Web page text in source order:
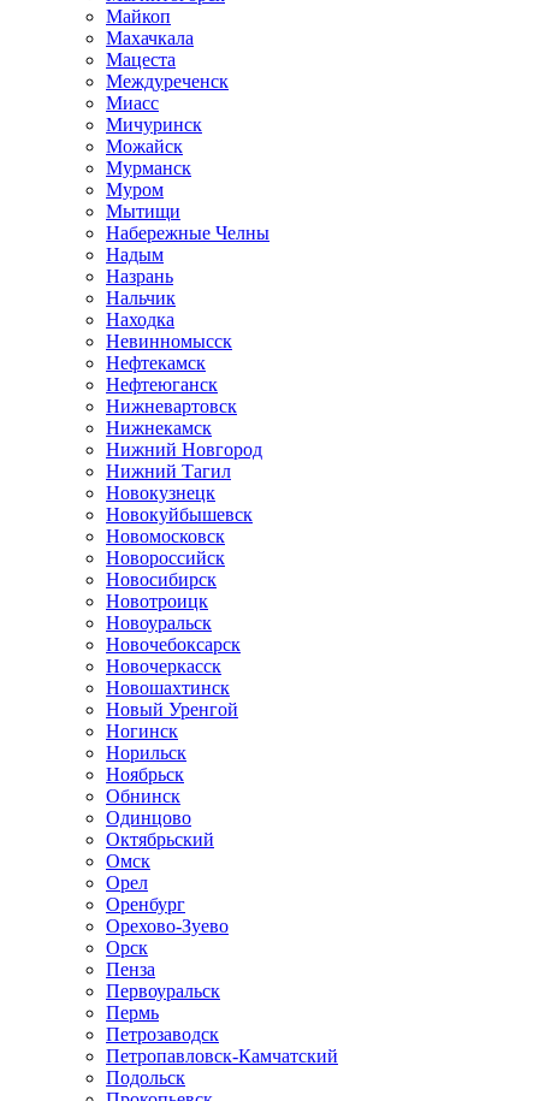
Майкоп
Махачкала
Мацеста
Междуреченск
Миасс
Мичуринск
Можайск
Мурманск
Муром
Мытищи
Набережные Челны
Надым
Назрань
Нальчик
Находка
Невинномысск
Нефтекамск
Нефтеюганск
Нижневартовск
Нижнекамск
Нижний Новгород
Нижний Тагил
Новокузнецк
Новокуйбышевск
Новомосковск
Новороссийск
Новосибирск
Новотроицк
Новоуральск
Новочебоксарск
Новочеркасск
Новошахтинск
Новый Уренгой
Ногинск
Норильск
Ноябрьск
Обнинск
Одинцово
Октябрьский
Омск
Орел
Оренбург
Орехово-Зуево
Орск
Пенза
Первоуральск
Пермь
Петрозаводск
Петропавловск-Камчатский
Подольск